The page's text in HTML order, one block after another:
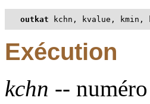
outkat kchn, kvalue, kmin,
Exécution
kchn --